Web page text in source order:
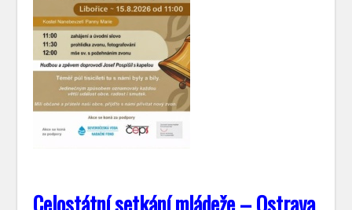
Celostátní setkání mládeže – Ostrava